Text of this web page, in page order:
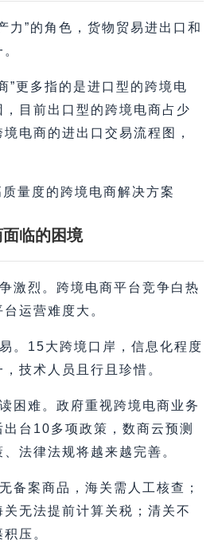
力”的角色，货物贸易进出口和
”更多指的是进口型的跨境电
目前出口型的跨境电商占少
电商的进出口交易流程图，
临的困境
激烈。跨境电商平台竞争白热
运营难度大。
。15大跨境口岸，信息化程度
技术人员且行且珍惜。
困难。政府重视跨境电商业务
台10多项政策，数商云预测
法律法规将越来越完善。
备案商品，海关需人工核查；
无法提前计算关税；清关不
压。